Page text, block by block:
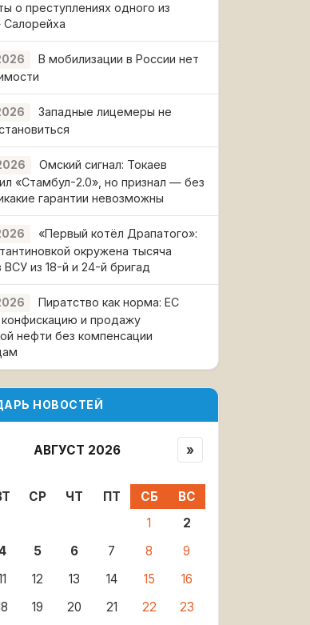
о преступлениях одного из
Салорейха
В мобилизации в России нет
Западные лицемеры не
Омский сигнал: Токаев
«Стамбул-2.0», но признал — без
гарантии невозможны
«Первый котёл Драпатого»:
окружена тысяча
ВСУ из 18-й и 24-й бригад
Пиратство как норма: ЕС
конфискацию и продажу
нефти без компенсации
НОВОСТЕЙ
АВГУСТ 2026 »
СР ЧТ ПТ СБ
ВС
1
2
5 6 7 8
9
12 13 14 15
16
19 20 21 22
23